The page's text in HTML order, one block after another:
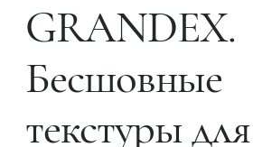
GRANDEX.
Бесшовные
текстуры для
Ваша сфера